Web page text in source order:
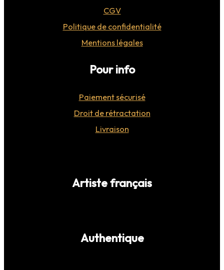
CGV
Politique de confidentialité
Mentions légales
Pour info
Paiement sécurisé
Droit de rétractation
Livraison
Artiste français
Authentique